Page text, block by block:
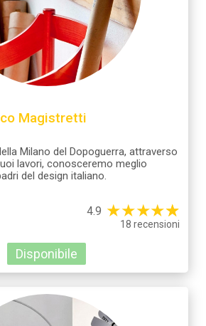
Magistretti
Milano del Dopoguerra, attraverso
lavori, conosceremo meglio
del design italiano.
4.9 ★★★★☆
★
18 recensioni
Disponibile